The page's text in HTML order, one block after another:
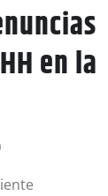
en la